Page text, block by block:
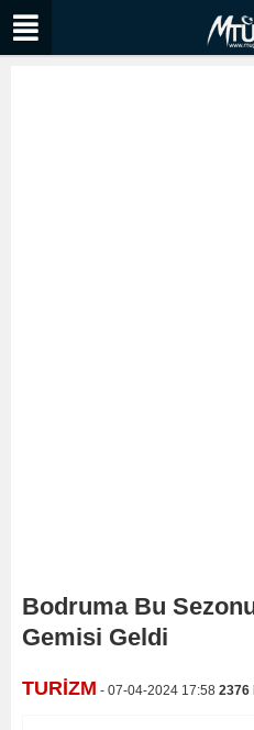
Bodruma Bu
Gemisi Geldi
TURİZM - 07-04-2024 17:58 2376